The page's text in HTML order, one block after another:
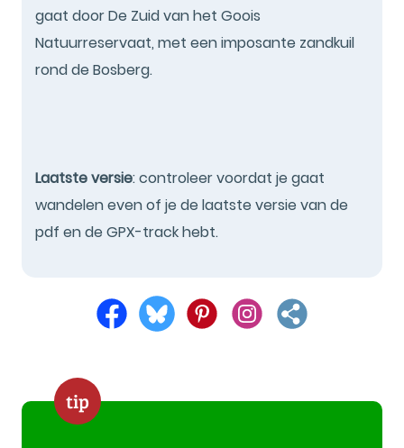
gaat door De Zuid van het Goois
Natuurreservaat, met een imposante zandkuil
rond de Bosberg.
Laatste versie: controleer voordat je gaat
wandelen even of je de laatste versie van de
pdf en de GPX-track hebt.
tip